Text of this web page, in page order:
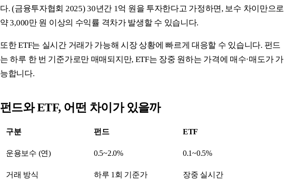
다. (금융투자협회 2025) 30년간 1억 원을 투자한다고 가정하면, 보수 차이만으로
약 3,000만 원 이상의 수익률 격차가 발생할 수 있습니다.
또한 ETF는 실시간 거래가 가능해 시장 상황에 빠르게 대응할 수 있습니다. 펀드
는 하루 한 번 기준가로만 매매되지만, ETF는 장중 원하는 가격에 매수·매도가 가
능합니다.
펀드와 ETF, 어떤 차이가 있을까
구분 펀드 ETF
운용보수 (연) 0.5~2.0% 0.1~0.5%
거래 방식 하루 1회 기준가 장중 실시간